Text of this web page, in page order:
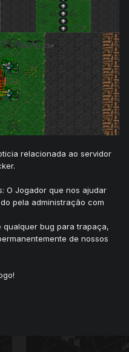
relacionada ao servidor
O Jogador que nos ajudar
pela administração com
qualquer bug para trapaça,
de nossos